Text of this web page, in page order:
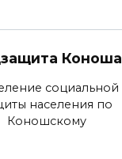
Коноша
социальной
населения по
Коношскому